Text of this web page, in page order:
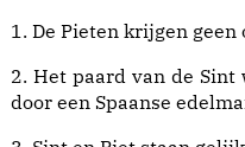
1. De Pieten krijgen geen
2. Het paard van de
door een Spaanse